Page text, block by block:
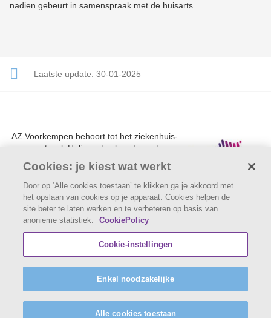
nadien gebeurt in samenspraak met de huisarts.
Laatste update: 30-01-2025
AZ Voorkempen behoort tot het ziekenhuis-
netwerk Helix met volgende partners:
Klina.
© AZ Voorkempen
Cookie verklaring
Privacybeleid
Webtoegankelijkheidsverklaring
AZ Voorkempen maakt deel uit van
Maatschappelijke zetel Edgard Tinellaan 1c, 2800
BE 0411 515 075, RPR Antwerpen (Mechelen)
Cookies: je kiest wat werkt
Door op ‘Alle cookies toestaan’ te klikken ga je akkoord met
het opslaan van cookies op je apparaat. Cookies helpen de
site beter te laten werken en te verbeteren op basis van
anonieme statistiek.
CookiePolicy
Cookie-instellingen
Enkel noodzakelijke
Alle cookies toestaan